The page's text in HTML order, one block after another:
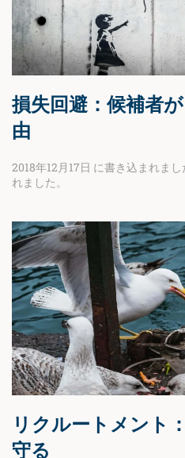
損失回避：候補者
由
2018年12月17日 に書き込まれまし
れました。
リクルートメント
守る